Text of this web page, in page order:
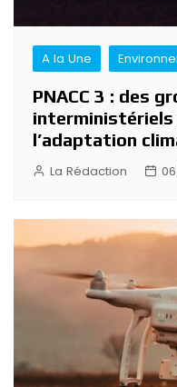
A la Une
PNACC 3 : des
interministériels
l’adaptation
La Rédaction